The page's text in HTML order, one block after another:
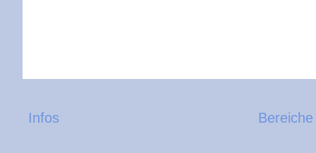
Infos Bereiche